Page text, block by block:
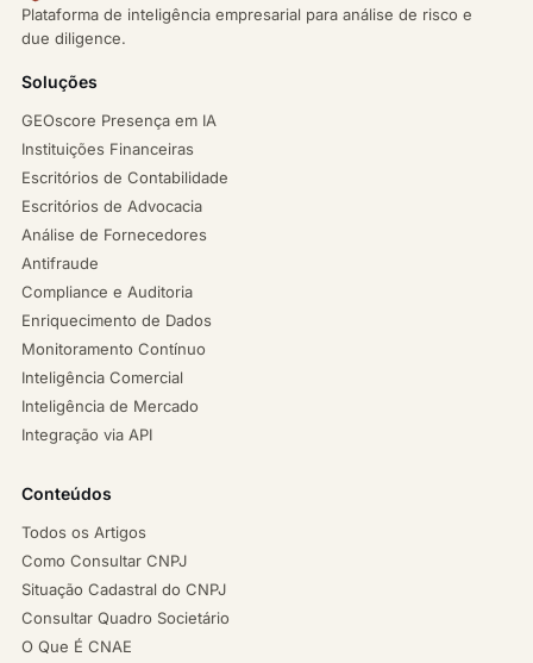
Plataforma de inteligência empresarial para análise de risco e
due diligence.
Soluções
GEOscore Presença em IA
Instituições Financeiras
Escritórios de Contabilidade
Escritórios de Advocacia
Análise de Fornecedores
Antifraude
Compliance e Auditoria
Enriquecimento de Dados
Monitoramento Contínuo
Inteligência Comercial
Inteligência de Mercado
Integração via API
Conteúdos
Todos os Artigos
Como Consultar CNPJ
Situação Cadastral do CNPJ
Consultar Quadro Societário
O Que É CNAE